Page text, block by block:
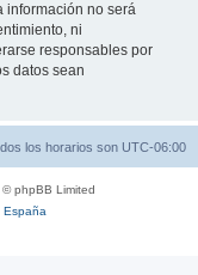
información no será
ni
responsables por
datos sean
los horarios son UTC-06:00
phpBB Limited
España